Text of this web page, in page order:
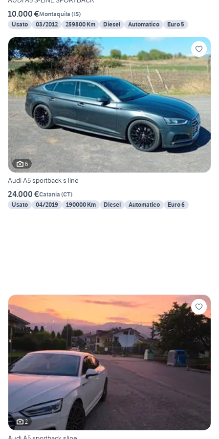
10.000 €Montaquila (IS)
Usato
03/2012 259800 Km Diesel Automatico Euro 5
6
Audi A5 sportback s line
24.000 €Catania (CT)
Usato
04/2019 190000 Km Diesel Automatico Euro 6
2